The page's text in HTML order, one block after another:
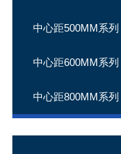
中心距500MM系列
中心距600MM系列
中心距800MM系列